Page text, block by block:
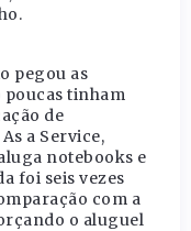
pegou as
poucas tinham
de
a Service,
notebooks e
foi seis vezes
com a
o aluguel